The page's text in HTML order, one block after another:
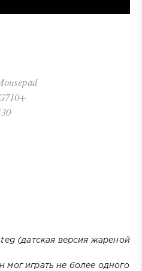
(датская версия жареной
играть не более одного